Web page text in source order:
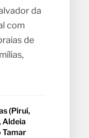
da
com
de
(Piruí,
Aldeia
Tamar